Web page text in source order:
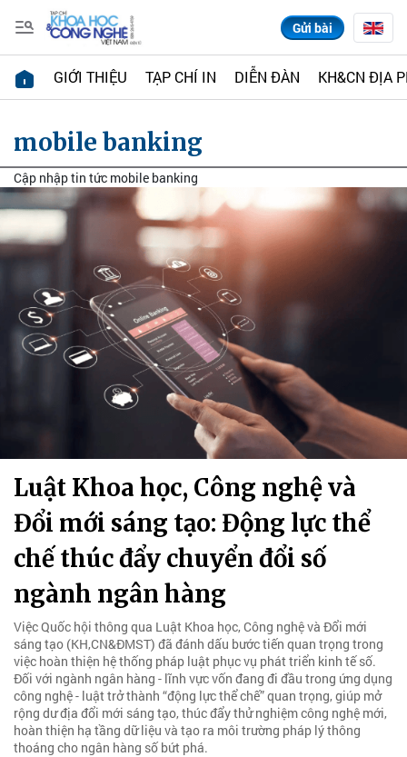
Gửi bài
GIỚI THIỆU TẠP CHÍ IN DIỄN ĐÀN KH&CN ĐỊA
mobile banking
Cập nhập tin tức mobile banking
Luật Khoa học, Công nghệ và
Đổi mới sáng tạo: Động lực thể
chế thúc đẩy chuyển đổi số
ngành ngân hàng
Việc Quốc hội thông qua Luật Khoa học, Công nghệ và Đổi mới
sáng tạo (KH,CN&ĐMST) đã đánh dấu bước tiến quan trọng trong
việc hoàn thiện hệ thống pháp luật phục vụ phát triển kinh tế số.
Đối với ngành ngân hàng - lĩnh vực vốn đang đi đầu trong ứng dụng
công nghệ - luật trở thành “động lực thể chế” quan trọng, giúp mở
rộng dư địa đổi mới sáng tạo, thúc đẩy thử nghiệm công nghệ mới,
hoàn thiện hạ tầng dữ liệu và tạo ra môi trường pháp lý thông
thoáng cho ngân hàng số bứt phá.